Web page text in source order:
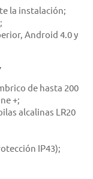
la instalación;
Android 4.0 y
de hasta 200
+;
alcalinas LR20
IP43);